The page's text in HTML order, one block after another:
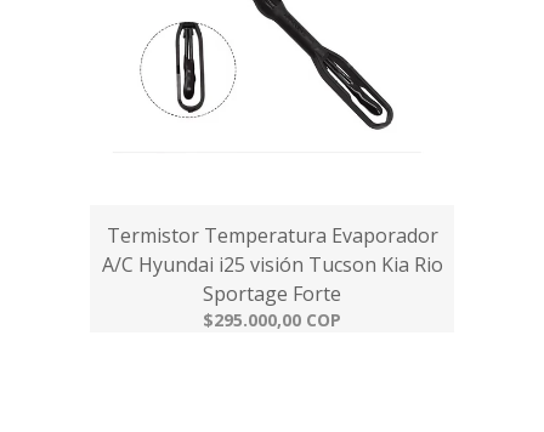
Termistor Temperatura Evaporador
A/C Hyundai i25 visión Tucson Kia Rio
Sportage Forte
$295.000,00 COP